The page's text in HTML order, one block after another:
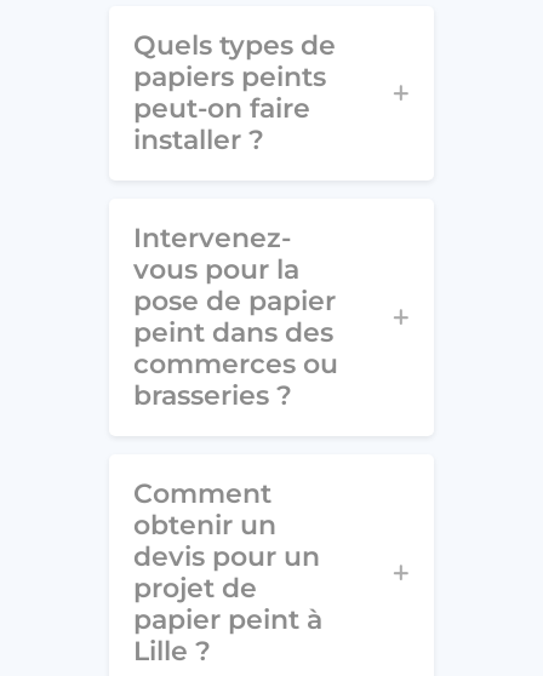
Quels types de
papiers peints
peut-on faire
installer ?
Intervenez-
vous pour la
pose de papier
peint dans des
commerces ou
brasseries ?
Comment
obtenir un
devis pour un
projet de
papier peint à
Lille ?